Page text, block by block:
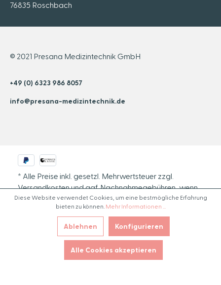
76835 Roschbach
© 2021 Presana Medizintechnik GmbH
+49 (0) 6323 986 8057
info@presana-medizintechnik.de
* Alle Preise inkl. gesetzl. Mehrwertsteuer zzgl.
Versandkostenund ggf. Nachnahmegebühren, wenn
nicht anders angegeben.
Diese Website verwendet Cookies, um eine bestmögliche Erfahrung
bieten zu können. Mehr Informationen ...
Ablehnen Konfigurieren
Alle Cookies akzeptieren